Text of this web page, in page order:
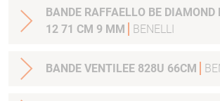
BANDE RAFFAELLO BE DIAMOND D ORIGINE CAL
12 71 CM 9 MM
BENELLI
BANDE VENTILEE 828U 66CM